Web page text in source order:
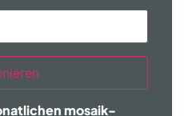
mosaik-